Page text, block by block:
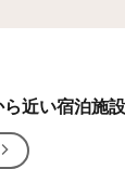
近い宿泊施設